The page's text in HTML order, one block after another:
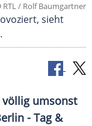
RTL / Rolf Baumgartner
sieht
völlig umsonst
- Tag &